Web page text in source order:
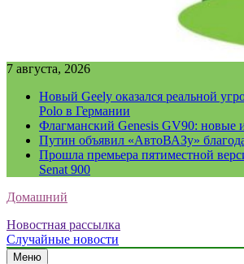
7 августа, 2026
Новый Geely оказался реальной
Polo в Германии
Флагманский Genesis GV90: новые
Путин объявил «АвтоВАЗу»
Прошла премьера пятиместной
Senat 900
Домашний
Новостная рассылка
Случайные новости
Меню